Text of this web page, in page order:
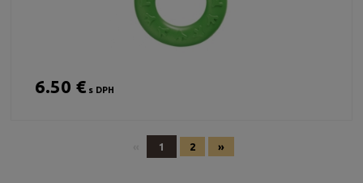
6.50 €s DPH
1 2 »